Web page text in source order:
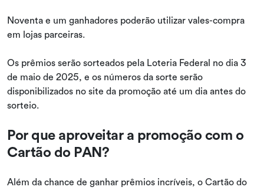
Noventa e um ganhadores poderão utilizar vales-compra
em lojas parceiras.
Os prêmios serão sorteados pela Loteria Federal no dia 3
de maio de 2025, e os números da sorte serão
disponibilizados no site da promoção até um dia antes do
sorteio.
Por que aproveitar a promoção com o
Cartão do PAN?
Além da chance de ganhar prêmios incríveis, o Cartão do